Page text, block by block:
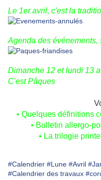
Le 1er avril, c'est la
Agenda des
Dimanche 12 et lundi 13
C'est Pâques
• Quelques définitions
• Bulletin allergo-
• La trilogie
#Calendrier #Lune #Avril
#Calendrier des travaux